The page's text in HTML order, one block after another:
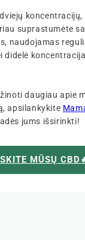
suprastumėte
naudojamas
didelė
daugiau apie
apsilankykite
jums išsirinkti!
MŪSŲ